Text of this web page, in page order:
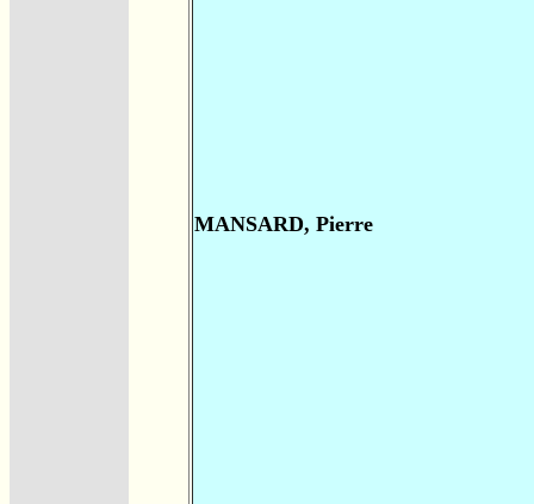
MANSARD, Pierre